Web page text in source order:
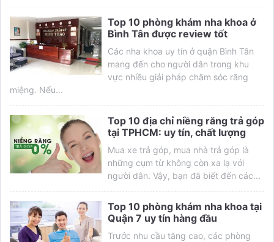
Top 10 phòng khám nha khoa ở
Bình Tân được review tốt
Các nha khoa uy tín ở quận Bình Tân
mang đến cho người dân trong khu
vực nhiều giải pháp chăm sóc răng
miệng. Nếu...
Top 10 địa chỉ niềng răng trả góp
tại TPHCM: uy tín, chất lượng
Mua xe trả góp, mua nhà trả góp là
những cụm từ không còn xa lạ với
người dân. Vậy, bạn đã biết đến các...
Top 10 phòng khám nha khoa tại
Quận 7 uy tín hàng đầu
Trước nhu cầu tăng cao, các phòng